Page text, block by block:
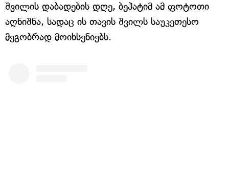
შვილის დაბადების დღე, ბეჰატიმ ამ ფოტოთი
აღნიშნა, სადაც ის თავის შვილს საუკეთესო
მეგობრად მოიხსენიებს.